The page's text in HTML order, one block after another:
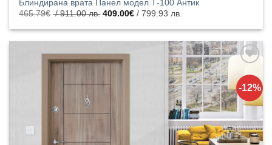
Блиндирана врата Панел модел Т-100 Антик
465.79€ / 911.00 лв. Original
was:
911.00
лв..
409.00€ / 799.93 лв.
е:
/
799.93
лв..
-12%
Добавяне
към
списъка с
харесани
продукти